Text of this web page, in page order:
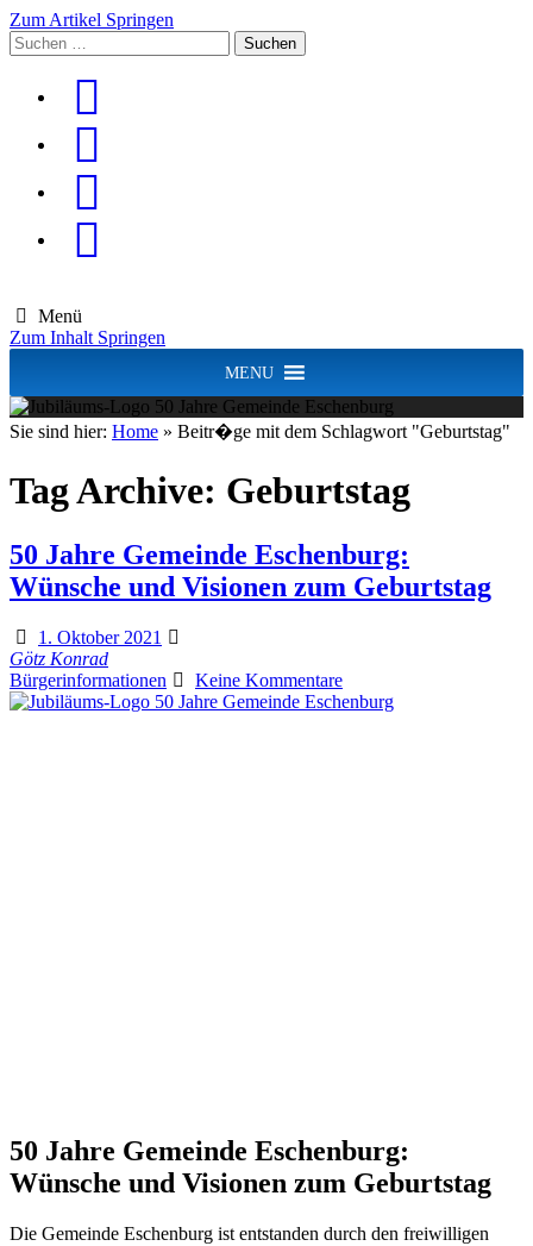
Zum Artikel Springen
Suchen
nach:
Menü
Zum Inhalt Springen
MENU
Sie sind hier: Home » Beitr�ge mit dem Schlagwort "Geburtstag"
Tag Archive: Geburtstag
50 Jahre Gemeinde Eschenburg:
Wünsche und Visionen zum Geburtstag
1. Oktober 2021
Götz Konrad
Bürgerinformationen
Keine Kommentare
50 Jahre Gemeinde Eschenburg:
Wünsche und Visionen zum Geburtstag
Die Gemeinde Eschenburg ist entstanden durch den freiwilligen